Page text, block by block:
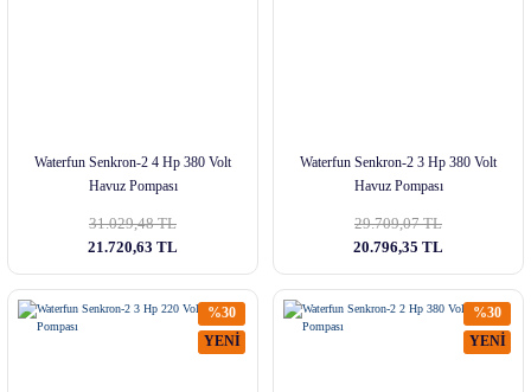
Waterfun Senkron-2 4 Hp 380 Volt
Havuz Pompası
31.029,48 TL
21.720,63 TL
Waterfun Senkron-2 3 Hp 380 Volt
Havuz Pompası
29.709,07 TL
20.796,35 TL
%30
YENİ
%30
YENİ